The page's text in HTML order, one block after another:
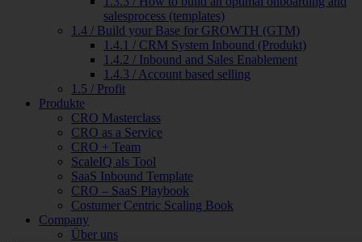
salesprocess (templates)
1.4 / Build your Base for GROWTH (GTM)
1.4.1 / CRM System Inbound (Produkt)
1.4.2 / Inbound and Sales Enablement
1.4.3 / Account based selling
1.5 / Profit
Produkte
CRO Masterclass
CRO as a Service
CRO + Team
ScaleIQ als Tool
SaaS Inbound Template
CRO – SaaS Playbook
Costumer Centric Scaling Book
Company
Über uns